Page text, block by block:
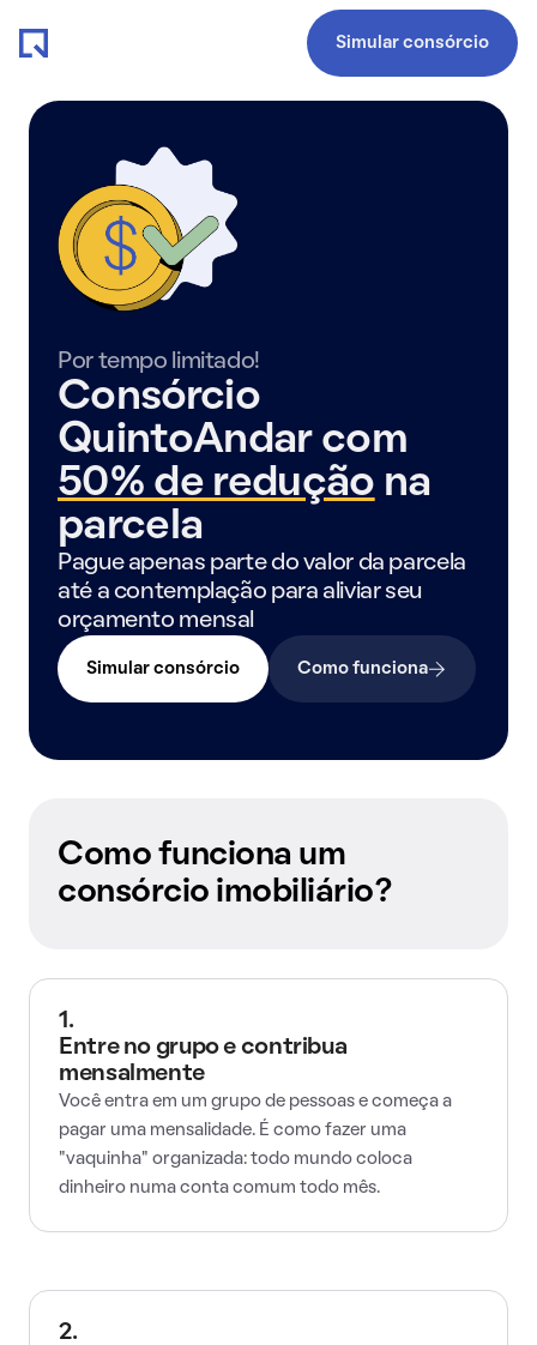
Simular consórcio
Por tempo limitado!
Consórcio
QuintoAndar com
50% de redução na
parcela
Pague apenas parte do valor da parcela
até a contemplação para aliviar seu
orçamento mensal
Simular consórcio Como funciona
Como funciona um
consórcio imobiliário?
1.
Entre no grupo e contribua
mensalmente
Você entra em um grupo de pessoas e começa a
pagar uma mensalidade. É como fazer uma
"vaquinha" organizada: todo mundo coloca
dinheiro numa conta comum todo mês.
2.